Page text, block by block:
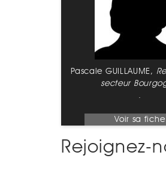
Pascale GUILLAUME,
secteur
.
Voir sa fiche
Rejoignez-